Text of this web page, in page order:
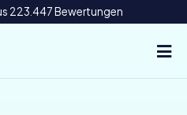
223.447 Bewertungen